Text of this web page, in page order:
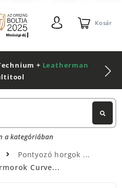
Kosár
+ Leatherman
a kategóriában
Pontyozó horgok
Curve...